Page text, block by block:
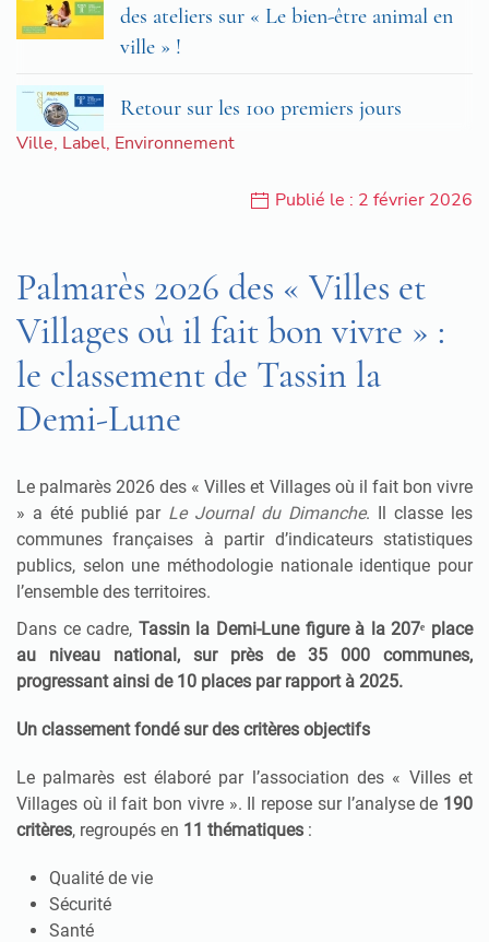
des ateliers sur « Le bien-être animal en
ville » !
Retour sur les 100 premiers jours
Ville, Label, Environnement
Publié le : 2 février 2026
Palmarès 2026 des « Villes et
Villages où il fait bon vivre » :
le classement de Tassin la
Demi-Lune
Le palmarès 2026 des « Villes et Villages où il fait bon vivre
» a été publié par Le Journal du Dimanche. Il classe les
communes françaises à partir d’indicateurs statistiques
publics, selon une méthodologie nationale identique pour
l’ensemble des territoires.
Dans ce cadre, Tassin la Demi-Lune figure à la 207ᵉ place
au niveau national, sur près de 35 000 communes,
progressant ainsi de 10 places par rapport à 2025.
Un classement fondé sur des critères objectifs
Le palmarès est élaboré par l’association des « Villes et
Villages où il fait bon vivre ». Il repose sur l’analyse de 190
critères, regroupés en 11 thématiques :
Qualité de vie
Sécurité
Santé